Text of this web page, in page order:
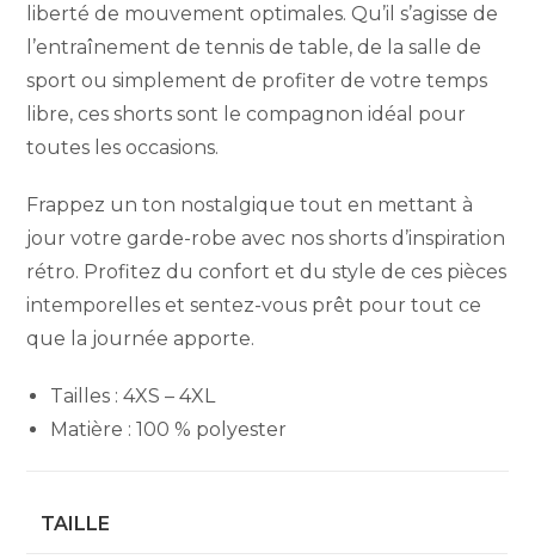
liberté de mouvement optimales. Qu’il s’agisse de
l’entraînement de tennis de table, de la salle de
sport ou simplement de profiter de votre temps
libre, ces shorts sont le compagnon idéal pour
toutes les occasions.
Frappez un ton nostalgique tout en mettant à
jour votre garde-robe avec nos shorts d’inspiration
rétro. Profitez du confort et du style de ces pièces
intemporelles et sentez-vous prêt pour tout ce
que la journée apporte.
Tailles : 4XS – 4XL
Matière : 100 % polyester
TAILLE